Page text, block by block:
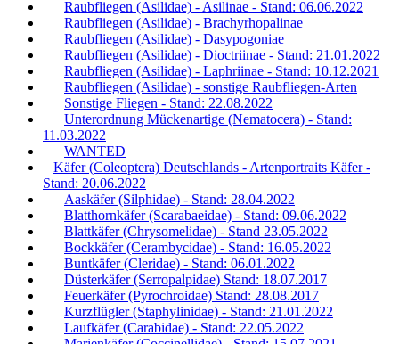
Raubfliegen (Asilidae) - Asilinae - Stand: 06.06.2022
Raubfliegen (Asilidae) - Brachyrhopalinae
Raubfliegen (Asilidae) - Dasypogoniae
Raubfliegen (Asilidae) - Dioctriinae - Stand: 21.01.2022
Raubfliegen (Asilidae) - Laphriinae - Stand: 10.12.2021
Raubfliegen (Asilidae) - sonstige Raubfliegen-Arten
Sonstige Fliegen - Stand: 22.08.2022
Unterordnung Mückenartige (Nematocera) - Stand:
11.03.2022
WANTED
Käfer (Coleoptera) Deutschlands - Artenportraits Käfer -
Stand: 20.06.2022
Aaskäfer (Silphidae) - Stand: 28.04.2022
Blatthornkäfer (Scarabaeidae) - Stand: 09.06.2022
Blattkäfer (Chrysomelidae) - Stand 23.05.2022
Bockkäfer (Cerambycidae) - Stand: 16.05.2022
Buntkäfer (Cleridae) - Stand: 06.01.2022
Düsterkäfer (Serropalpidae) Stand: 18.07.2017
Feuerkäfer (Pyrochroidae) Stand: 28.08.2017
Kurzflügler (Staphylinidae) - Stand: 21.01.2022
Laufkäfer (Carabidae) - Stand: 22.05.2022